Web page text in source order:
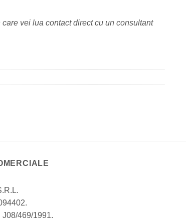
vei lua contact direct cu un consultant
J08/469/1991.